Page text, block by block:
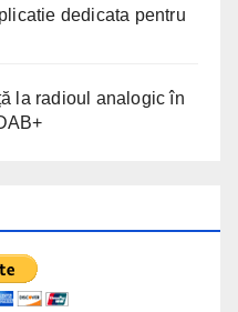
dedicata pentru
la radioul analogic în